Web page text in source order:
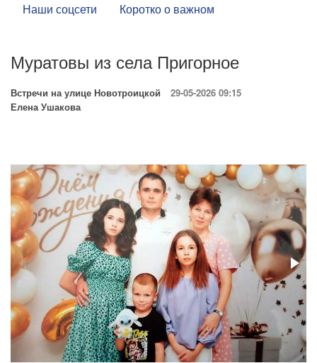
Наши соцсети
Коротко о важном
Муратовы из села Пригорное
Встречи на улице Новотроицкой
29-05-2026 09:15
Елена Ушакова